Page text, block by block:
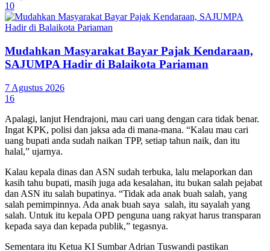
10
Mudahkan Masyarakat Bayar Pajak Kendaraan,
SAJUMPA Hadir di Balaikota Pariaman
7 Agustus 2026
16
Apalagi, lanjut Hendrajoni, mau cari uang dengan cara tidak benar.
Ingat KPK, polisi dan jaksa ada di mana-mana. “Kalau mau cari
uang bupati anda sudah naikan TPP, setiap tahun naik, dan itu
halal,” ujarnya.
Kalau kepala dinas dan ASN sudah terbuka, lalu melaporkan dan
kasih tahu bupati, masih juga ada kesalahan, itu bukan salah pejabat
dan ASN itu salah bupatinya. “Tidak ada anak buah salah, yang
salah pemimpinnya. Ada anak buah saya salah, itu sayalah yang
salah. Untuk itu kepala OPD penguna uang rakyat harus transparan
kepada saya dan kepada publik,” tegasnya.
Sementara itu Ketua KI Sumbar Adrian Tuswandi pastikan